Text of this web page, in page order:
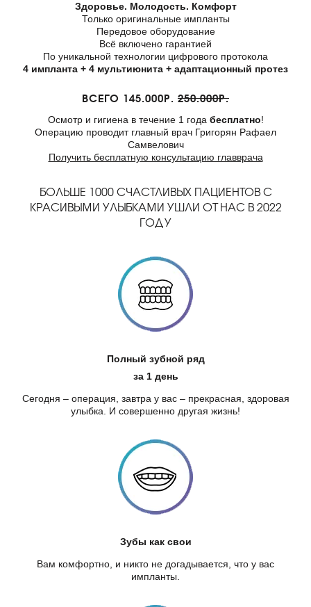
Здоровье. Молодость. Комфорт
Только оригинальные импланты
Передовое оборудование
Всё включено гарантией
По уникальной технологии цифрового протокола
4 импланта + 4 мультиюнита + адаптационный протез
ВСЕГО 145.000Р. 250.000Р.
Осмотр и гигиена в течение 1 года бесплатно!
Операцию проводит главный врач Григорян Рафаел
Самвелович
Получить бесплатную консультацию главврача
БОЛЬШЕ 1000 СЧАСТЛИВЫХ ПАЦИЕНТОВ С
КРАСИВЫМИ УЛЫБКАМИ УШЛИ ОТ НАС В 2022
ГОДУ
Полный зубной ряд
за 1 день
Сегодня – операция, завтра у вас – прекрасная, здоровая
улыбка. И совершенно другая жизнь!
Зубы как свои
Вам комфортно, и никто не догадывается, что у вас
импланты.